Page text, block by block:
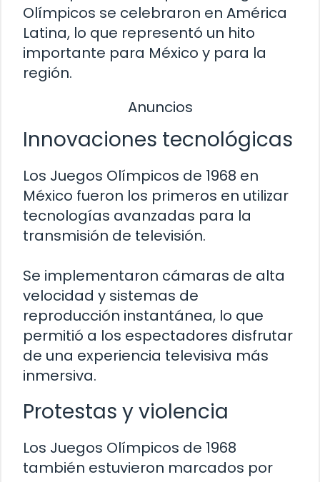
Olímpicos se celebraron en América
Latina, lo que representó un hito
importante para México y para la
región.
Anuncios
Innovaciones tecnológicas
Los Juegos Olímpicos de 1968 en
México fueron los primeros en utilizar
tecnologías avanzadas para la
transmisión de televisión.
Se implementaron cámaras de alta
velocidad y sistemas de
reproducción instantánea, lo que
permitió a los espectadores disfrutar
de una experiencia televisiva más
inmersiva.
Protestas y violencia
Los Juegos Olímpicos de 1968
también estuvieron marcados por